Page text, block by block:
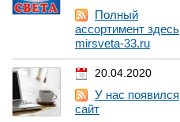
Полный
ассортимент здесь
mirsveta-33.ru
20.04.2020
У нас появился
сайт